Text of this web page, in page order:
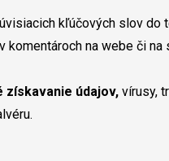
kľúčových slov do
v komentároch na webe či na
získavanie údajov, vírusy,